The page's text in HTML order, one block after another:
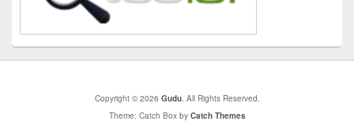
Copyright © 2026 Gudu. All Rights Reserved.
Theme: Catch Box by Catch Themes